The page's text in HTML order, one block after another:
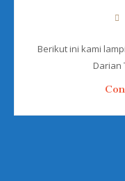
Berikut ini kami
Darian